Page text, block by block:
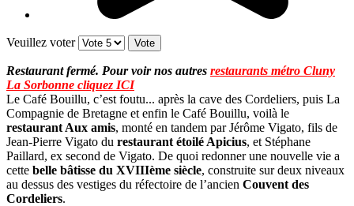
Veuillez voter
Restaurant fermé. Pour voir nos autres restaurants métro Cluny
La Sorbonne cliquez ICI
Le Café Bouillu, c’est foutu... après la cave des Cordeliers, puis La
Compagnie de Bretagne et enfin le Café Bouillu, voilà le
restaurant Aux amis, monté en tandem par Jérôme Vigato, fils de
Jean-Pierre Vigato du restaurant étoilé Apicius, et Stéphane
Paillard, ex second de Vigato. De quoi redonner une nouvelle vie a
cette belle bâtisse du XVIIIème siècle, construite sur deux niveaux
au dessus des vestiges du réfectoire de l’ancien Couvent des
Cordeliers.